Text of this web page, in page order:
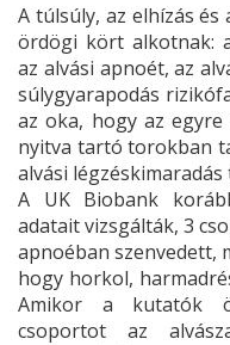
A túlsúly, az elhízás
ördögi kört alkotnak:
az alvási apnoét, az
súlygyarapodás
az oka, hogy az
nyitva tartó torokban
alvási
A UK Biobank
adatait vizsgálták, 3
apnoéban szenvedett,
hogy horkol,
Amikor a kutatók
csoportot az